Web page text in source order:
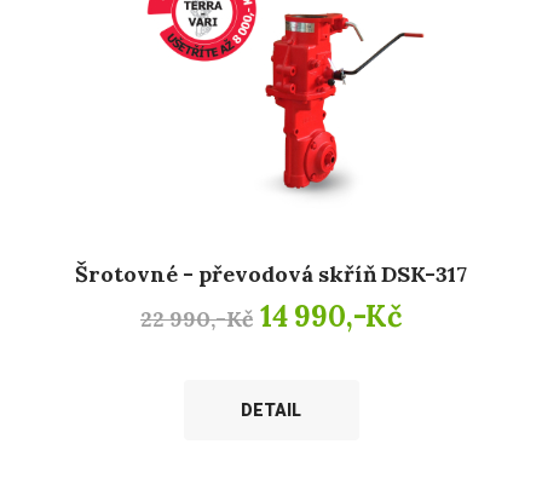
Šrotovné - převodová skříň DSK-317
22 990,-Kč 14 990,-Kč
DETAIL